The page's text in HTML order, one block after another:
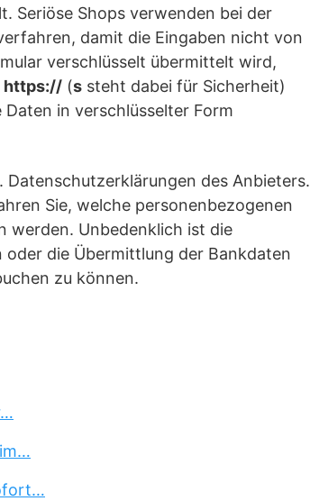
Seriöse Shops verwenden bei der
damit die Eingaben nicht von
verschlüsselt übermittelt wird,
https:// (s steht dabei für Sicherheit)
in verschlüsselter Form
des Anbieters.
Sie, welche personenbezogenen
werden. Unbedenklich ist die
die Übermittlung der Bankdaten
zu können.